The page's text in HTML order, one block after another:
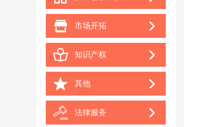
市场开拓
知识产权
其他
法律服务